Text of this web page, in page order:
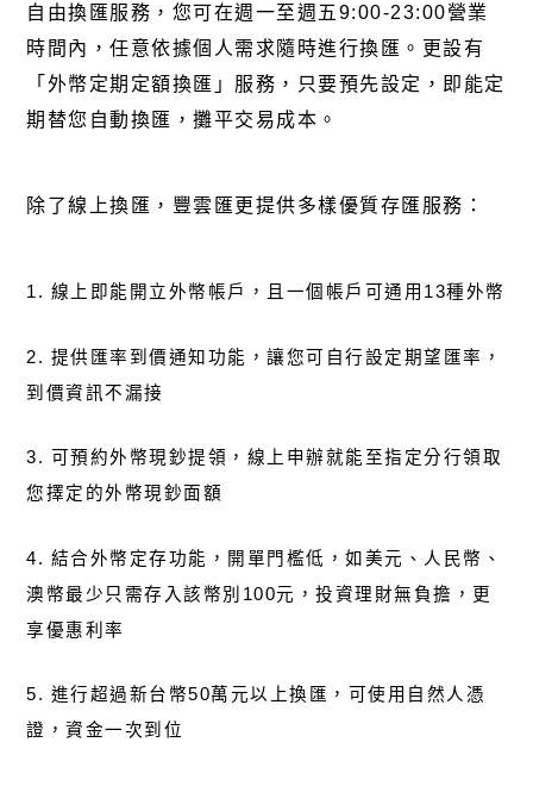
自由換匯服務，您可在週一至週五9:00-23:00營業
時間內，任意依據個人需求隨時進行換匯。更設有
「外幣定期定額換匯」服務，只要預先設定，即能定
期替您自動換匯，攤平交易成本。
除了線上換匯，豐雲匯更提供多樣優質存匯服務：
1. 線上即能開立外幣帳戶，且一個帳戶可通用13種外幣
2. 提供匯率到價通知功能，讓您可自行設定期望匯率，
到價資訊不漏接
3. 可預約外幣現鈔提領，線上申辦就能至指定分行領取
您擇定的外幣現鈔面額
4. 結合外幣定存功能，開單門檻低，如美元、人民幣、
澳幣最少只需存入該幣別100元，投資理財無負擔，更
享優惠利率
5. 進行超過新台幣50萬元以上換匯，可使用自然人憑
證，資金一次到位